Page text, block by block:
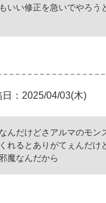
いい修正を急いでやろう
日：2025/04/03(木)
んだけどさアルマのモン
れるとありがてぇんだけ
魔なんだから